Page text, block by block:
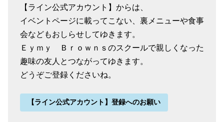
【ライン公式アカウント】からは、
イベントページに載ってこない、裏メニューや食事
会などもおしらせしてゆきます。
Ｅｙｍｙ Ｂｒｏｗｎｓのスクールで親しくなった
趣味の友人とつながってゆきます。
どうぞご登録くださいね。
【ライン公式アカウント】登録へのお願い